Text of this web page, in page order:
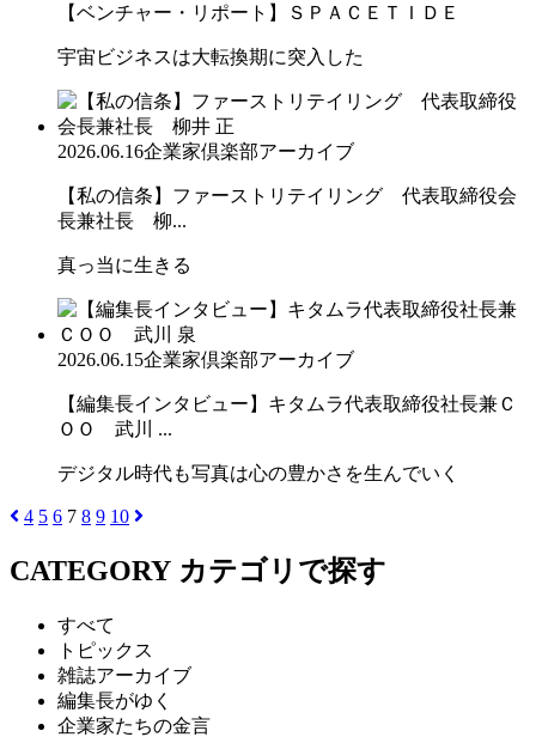
【ベンチャー・リポート】ＳＰＡＣＥＴＩＤＥ
宇宙ビジネスは大転換期に突入した
2026.06.16企業家倶楽部アーカイブ
【私の信条】ファーストリテイリング 代表取締役会
長兼社長 柳...
真っ当に生きる
2026.06.15企業家倶楽部アーカイブ
【編集長インタビュー】キタムラ代表取締役社長兼Ｃ
ＯＯ 武川 ...
デジタル時代も写真は心の豊かさを生んでいく
4 5 6 7 8 9 10
CATEGORY カテゴリで探す
すべて
トピックス
雑誌アーカイブ
編集長がゆく
企業家たちの金言